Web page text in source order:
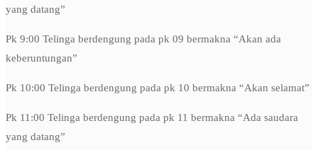
yang datang”
Pk 9:00 Telinga berdengung pada pk 09 bermakna “Akan ada
keberuntungan”
Pk 10:00 Telinga berdengung pada pk 10 bermakna “Akan selamat”
Pk 11:00 Telinga berdengung pada pk 11 bermakna “Ada saudara
yang datang”